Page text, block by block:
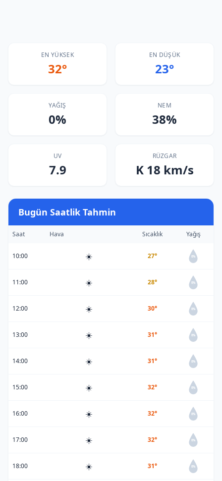
EN YÜKSEK
32°
EN DÜŞÜK
23°
YAĞIŞ
0%
NEM
38%
UV
7.9
RÜZGAR
K 18 km/s
Bugün Saatlik Tahmin
Saat Hava Sıcaklık Yağış
10:00 ☀️ 27° 0%
11:00 ☀️ 28° 0%
12:00 ☀️ 30° 0%
13:00 ☀️ 31° 0%
14:00 ☀️ 31° 0%
15:00 ☀️ 32° 0%
16:00 ☀️ 32° 0%
17:00 ☀️ 32° 0%
18:00 ☀️ 31° 0%